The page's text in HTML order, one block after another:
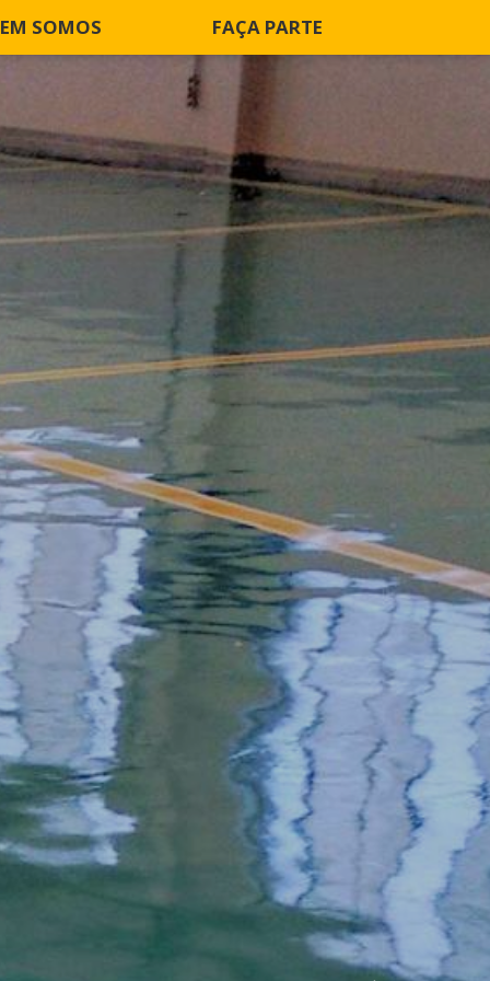
SOMOS FAÇA PARTE
uma cotação